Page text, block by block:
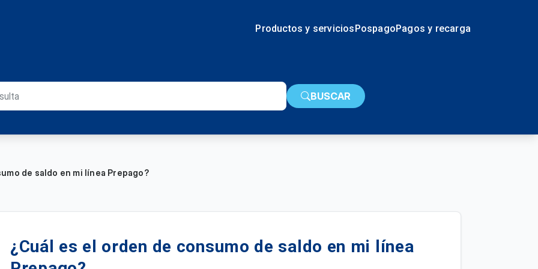
Productos y serviciosPospagoPagos y recarga
BUSCAR
de saldo en mi línea Prepago?
¿Cuál es el orden de consumo de saldo en mi línea